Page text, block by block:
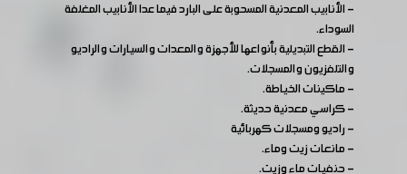
- الأنابيب المعدنية المسحوبة على البارد فيما عدا الأنابيب المغلفة
السوداء.
- القطع التبديلية بأنواعها للأجهزة والمعدات والسيارات والراديو
والتلفزيون والمسجلات.
- ماكينات الخياطة.
- كراسي معدنية حديثة.
- راديو ومسجلات كهربائية
- مانعات زيت وماء.
- حنفيات ماء وزيت.